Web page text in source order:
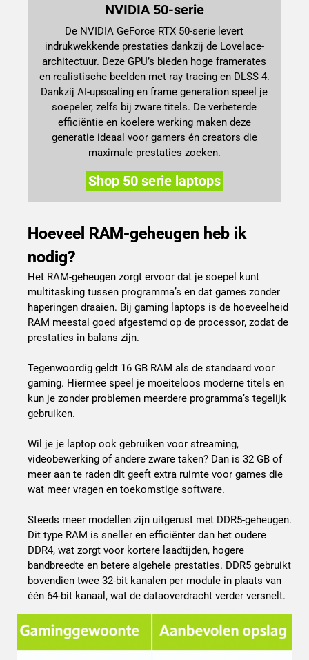
NVIDIA 50-serie
De NVIDIA GeForce RTX 50-serie levert
indrukwekkende prestaties dankzij de Lovelace-
architectuur. Deze GPU’s bieden hoge framerates
en realistische beelden met ray tracing en DLSS 4.
Dankzij AI-upscaling en frame generation speel je
soepeler, zelfs bij zware titels. De verbeterde
efficiëntie en koelere werking maken deze
generatie ideaal voor gamers én creators die
maximale prestaties zoeken.
Shop 50 serie laptops
Hoeveel RAM-geheugen heb ik
nodig?
Het RAM-geheugen zorgt ervoor dat je soepel kunt
multitasking tussen programma’s en dat games zonder
haperingen draaien. Bij gaming laptops is de hoeveelheid
RAM meestal goed afgestemd op de processor, zodat de
prestaties in balans zijn.
Tegenwoordig geldt 16 GB RAM als de standaard voor
gaming. Hiermee speel je moeiteloos moderne titels en
kun je zonder problemen meerdere programma’s tegelijk
gebruiken.
Wil je je laptop ook gebruiken voor streaming,
videobewerking of andere zware taken? Dan is 32 GB of
meer aan te raden dit geeft extra ruimte voor games die
wat meer vragen en toekomstige software.
Steeds meer modellen zijn uitgerust met DDR5-geheugen.
Dit type RAM is sneller en efficiënter dan het oudere
DDR4, wat zorgt voor kortere laadtijden, hogere
bandbreedte en betere algehele prestaties. DDR5 gebruikt
bovendien twee 32-bit kanalen per module in plaats van
één 64-bit kanaal, wat de dataoverdracht verder versnelt.